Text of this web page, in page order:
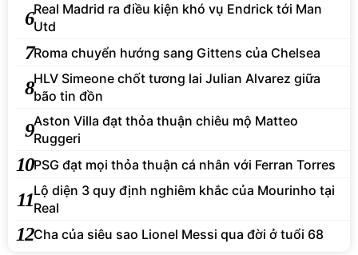
6Real Madrid ra điều kiện khó vụ Endrick tới Man
Utd
7Roma chuyển hướng sang Gittens của Chelsea
8HLV Simeone chốt tương lai Julian Alvarez giữa
bão tin đồn
9Aston Villa đạt thỏa thuận chiêu mộ Matteo
Ruggeri
10PSG đạt mọi thỏa thuận cá nhân với Ferran Torres
11Lộ diện 3 quy định nghiêm khắc của Mourinho tại
Real
12Cha của siêu sao Lionel Messi qua đời ở tuổi 68